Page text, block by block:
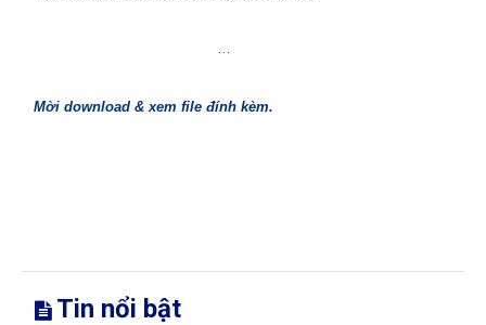
…
Mời download & xem file đính kèm.
Tin nổi bật